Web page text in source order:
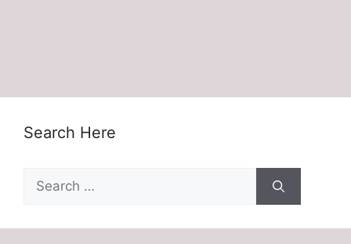
Search Here
Search
for: